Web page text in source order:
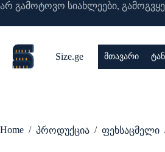
Skip
content
არ გამოტოვო სიახლეები,
Size.ge მთავარი
Home / პროდუქცია / ფეხსაცმელი